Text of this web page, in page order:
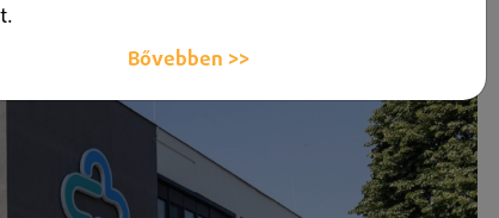
Bővebben >>